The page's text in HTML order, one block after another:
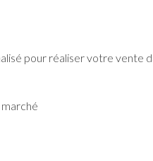
pour réaliser votre vente